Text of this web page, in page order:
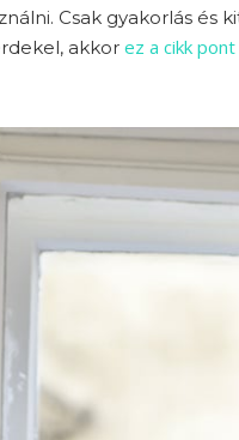
Csak gyakorlás és
akkor ez a cikk pont